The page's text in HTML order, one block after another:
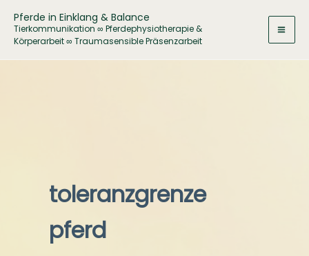
Zum
Inhalt
springen
Pferde in Einklang & Balance
Tierkommunikation ∞ Pferdephysiotherapie &
Körperarbeit ∞ Traumasensible Präsenzarbeit
toleranzgrenze
pferd